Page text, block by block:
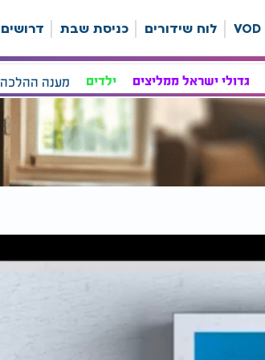
VOD לוח שידורים כניסת שבת דרושים
גדולי ישראל ממליצים ילדים מענה ההלכה